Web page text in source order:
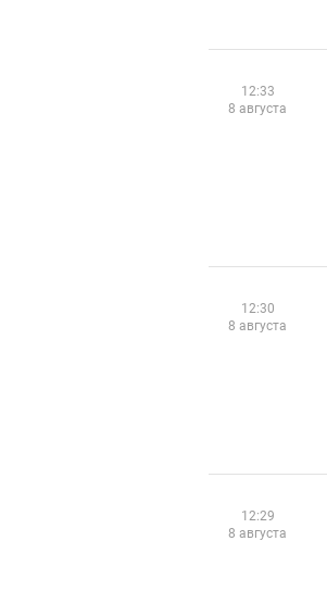
12:33
8 августа
12:30
8 августа
12:29
8 августа